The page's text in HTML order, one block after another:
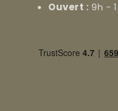
Ouvert : 9h -